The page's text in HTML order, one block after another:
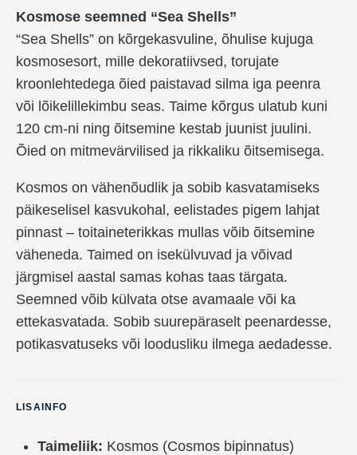
Kosmose seemned “Sea Shells”
“Sea Shells” on kõrgekasvuline, õhulise kujuga
kosmosesort, mille dekoratiivsed, torujate
kroonlehtedega õied paistavad silma iga peenra
või lõikelillekimbu seas. Taime kõrgus ulatub kuni
120 cm-ni ning õitsemine kestab juunist juulini.
Õied on mitmevärvilised ja rikkaliku õitsemisega.
Kosmos on vähenõudlik ja sobib kasvatamiseks
päikeselisel kasvukohal, eelistades pigem lahjat
pinnast – toitaineterikkas mullas võib õitsemine
väheneda. Taimed on isekülvuvad ja võivad
järgmisel aastal samas kohas taas tärgata.
Seemned võib külvata otse avamaale või ka
ettekasvatada. Sobib suurepäraselt peenardesse,
potikasvatuseks või loodusliku ilmega aedadesse.
LISAINFO
Taimeliik: Kosmos (Cosmos bipinnatus)